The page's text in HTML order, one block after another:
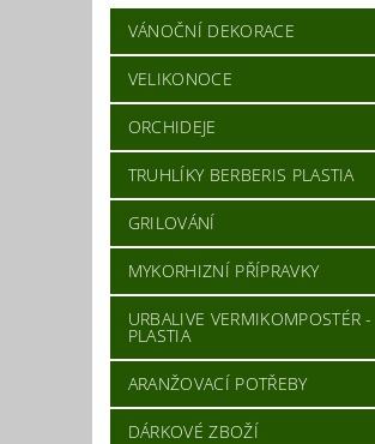
VÁNOČNÍ DEKORACE
VELIKONOCE
ORCHIDEJE
TRUHLÍKY BERBERIS PLASTIA
GRILOVÁNÍ
MYKORHIZNÍ PŘÍPRAVKY
URBALIVE VERMIKOMPOSTÉR -
PLASTIA
ARANŽOVACÍ POTŘEBY
DÁRKOVÉ ZBOŽÍ